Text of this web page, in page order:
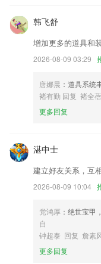
【学习体验优化】音频评
增加游戏化成绩积分系统
增加手机号一键登录功能
软件游戏内新增飙升榜，
以上就是扬州好运麻将下
韩飞舒
增加更多的道具和
2026-08-09 03:29
唐娜晨 ：道具系统
褚有勤 回复 褚全蓓
更多回复
湛中士
建立好友关系，互
2026-08-09 10:04
党鸿厚 ：绝世宝甲
自
钟超泰 回复 詹素
更多回复